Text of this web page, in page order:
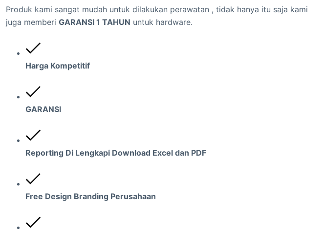
Produk kami sangat mudah untuk dilakukan perawatan , tidak hanya itu saja kami
juga memberi GARANSI 1 TAHUN untuk hardware.
Harga Kompetitif
GARANSI
Reporting Di Lengkapi Download Excel dan PDF
Free Design Branding Perusahaan